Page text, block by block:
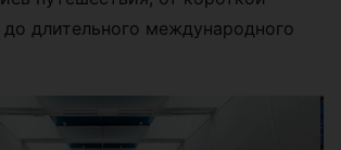
длительного международного